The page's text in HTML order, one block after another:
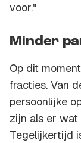
voor."
Minder
Op dit
fracties. Van
persoonlijke
zijn als er wat
Tegelijkertijd